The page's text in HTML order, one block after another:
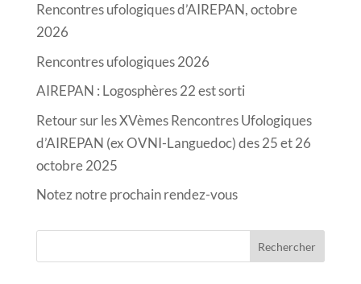
Rencontres ufologiques d’AIREPAN, octobre
2026
Rencontres ufologiques 2026
AIREPAN : Logosphères 22 est sorti
Retour sur les XVèmes Rencontres Ufologiques
d’AIREPAN (ex OVNI-Languedoc) des 25 et 26
octobre 2025
Notez notre prochain rendez-vous